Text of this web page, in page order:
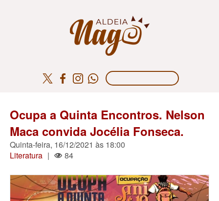
Ocupa a Quinta Encontros. Nelson
Maca convida Jocélia Fonseca.
Quinta-feira, 16/12/2021 às 18:00
Literatura | 84